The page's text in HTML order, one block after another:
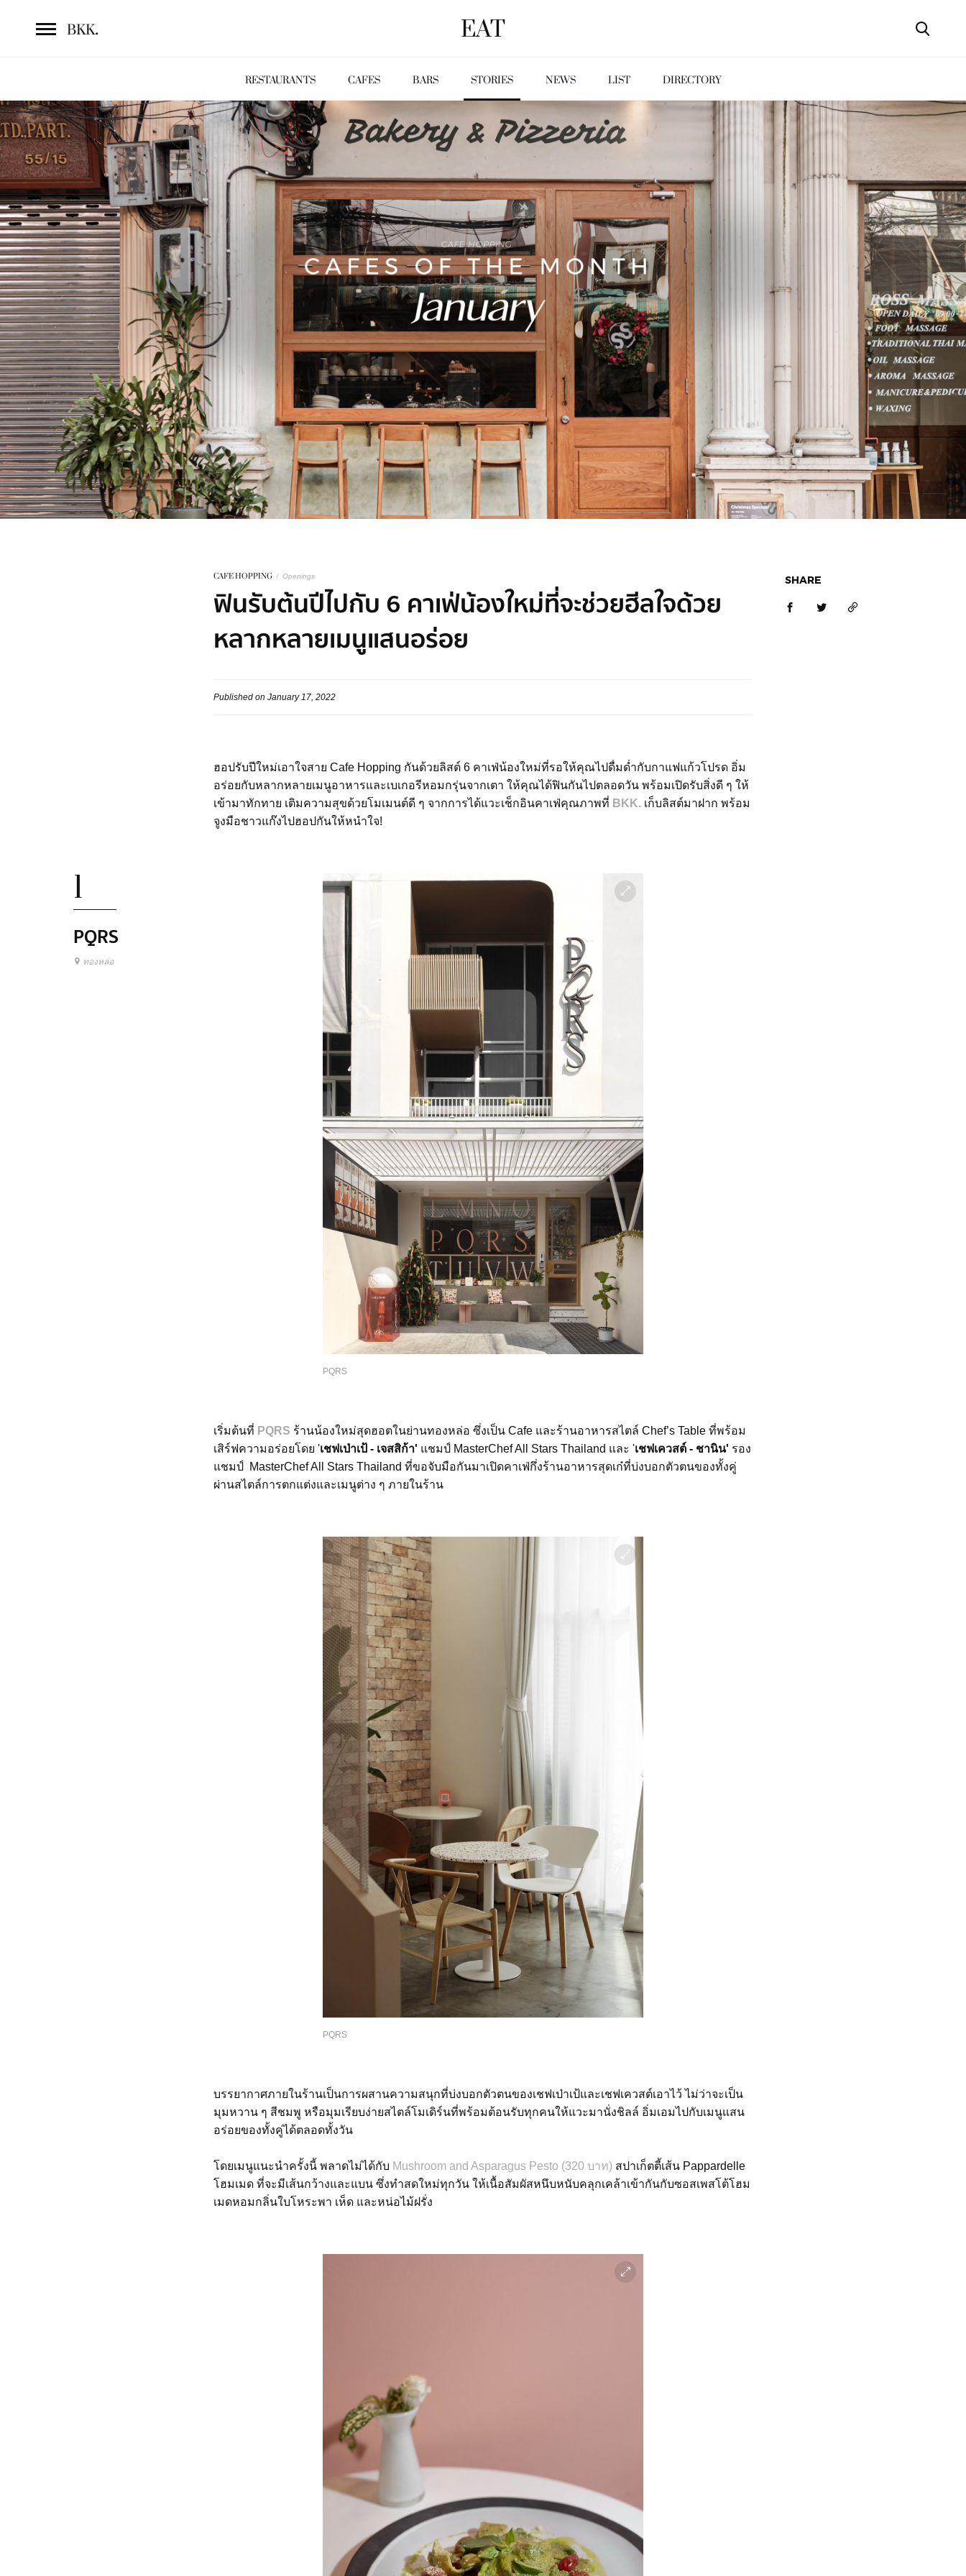
BKK. EAT
RESTAURANTS CAFES BARS STORIES NEWS LIST DIRECTORY
CAFE HOPPING / Openings
ฟินรับต้นปีไปกับ 6 คาเฟ่น้องใหม่ที่จะช่วยฮีลใจด้วย
หลากหลายเมนูแสนอร่อย
Published on January 17, 2022
ฮอปรับปีใหม่เอาใจสาย Cafe Hopping กันด้วยลิสต์ 6 คาเฟ่น้องใหม่ที่รอให้คุณไปดื่มด่ำกับกาแฟแก้วโปรด อิ่ม
อร่อยกับหลากหลายเมนูอาหารและเบเกอรีหอมกรุ่นจากเตา ให้คุณได้ฟินกันไปตลอดวัน พร้อมเปิดรับสิ่งดี ๆ ให้
เข้ามาทักทาย เติมความสุขด้วยโมเมนต์ดี ๆ จากการได้แวะเช็กอินคาเฟ่คุณภาพที่ BKK. เก็บลิสต์มาฝาก พร้อม
จูงมือชาวแก๊งไปฮอปกันให้หนำใจ!
1
PQRS
ทองหล่อ
PQRS
เริ่มต้นที่ PQRS ร้านน้องใหม่สุดฮอตในย่านทองหล่อ ซึ่งเป็น Cafe และร้านอาหารสไตล์ Chef’s Table ที่พร้อม
เสิร์ฟความอร่อยโดย 'เชฟเป่าเป้ - เจสสิก้า' แชมป์ MasterChef All Stars Thailand และ 'เชฟเควสต์ - ชานิน' รอง
แชมป์ MasterChef All Stars Thailand ที่ขอจับมือกันมาเปิดคาเฟ่กึ่งร้านอาหารสุดเก๋ที่บ่งบอกตัวตนของทั้งคู่
ผ่านสไตล์การตกแต่งและเมนูต่าง ๆ ภายในร้าน
PQRS
บรรยากาศภายในร้านเป็นการผสานความสนุกที่บ่งบอกตัวตนของเชฟเป่าเป้และเชฟเควสต์เอาไว้ ไม่ว่าจะเป็น
มุมหวาน ๆ สีชมพู หรือมุมเรียบง่ายสไตล์โมเดิร์นที่พร้อมต้อนรับทุกคนให้แวะมานั่งชิลล์ อิ่มเอมไปกับเมนูแสน
อร่อยของทั้งคู่ได้ตลอดทั้งวัน
โดยเมนูแนะนำครั้งนี้ พลาดไม่ได้กับ Mushroom and Asparagus Pesto (320 บาท) สปาเก็ตตี้เส้น Pappardelle
โฮมเมด ที่จะมีเส้นกว้างและแบน ซึ่งทำสดใหม่ทุกวัน ให้เนื้อสัมผัสหนึบหนับคลุกเคล้าเข้ากันกับซอสเพสโต้โฮม
เมดหอมกลิ่นใบโหระพา เห็ด และหน่อไม้ฝรั่ง
SHARE